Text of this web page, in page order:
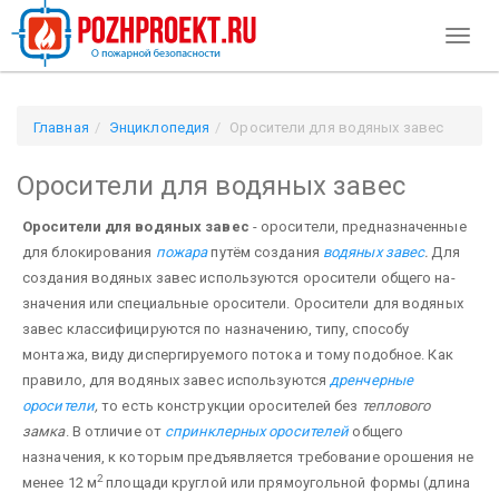
Главная Энциклопедия Оросители для водяных завес
Оросители для водяных завес
Оросители для водяных завес - оросители, предназначенные
для блокирования по­жарапутём создания водяных завес. Для
создания водяных завес используются оросители общего на­
значения или специальные оросители. Оросители для водяных
завес классифицируются по назначению, типу, способу
монтажа, виду диспергируемого потока и тому подобное. Как
правило, для водяных завес используются дренчерные
оросители, то есть конструкции оросителей без теплового
замка. В отличие от спринклерных оросителейобщего
назначения, к которым предъявляется требование орошения не
менее 12 м2площади круглой или прямоугольной формы (длина